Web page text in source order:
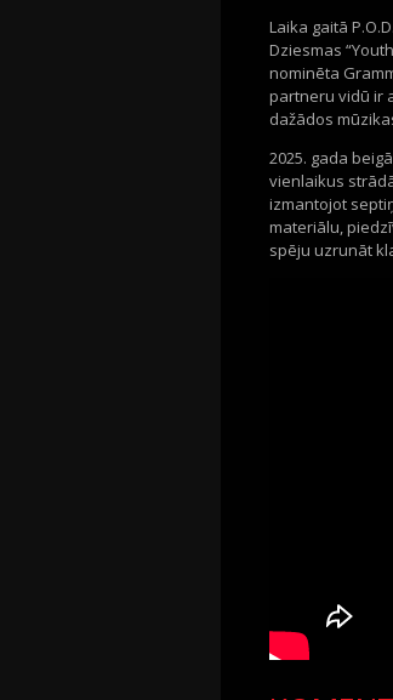
Laika gaitā
Dziesmas “Youth
nominēta
partneru vidū ir
dažādos
2025. gada
vienlaikus
izmantojot
materiālu,
spēju uzrunāt